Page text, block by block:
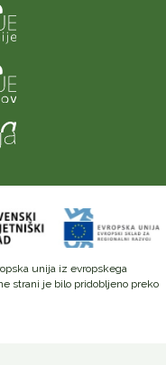
unija iz evropskega
strani je bilo pridobljeno preko